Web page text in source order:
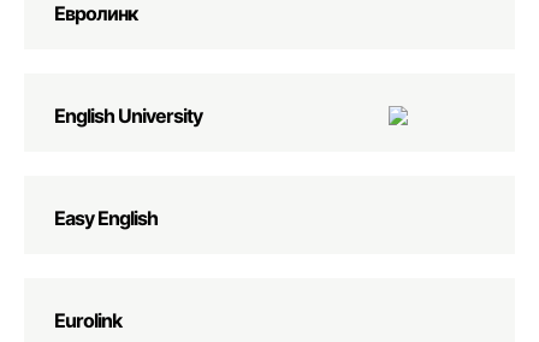
Евролинк
English University
Easy English
Eurolink